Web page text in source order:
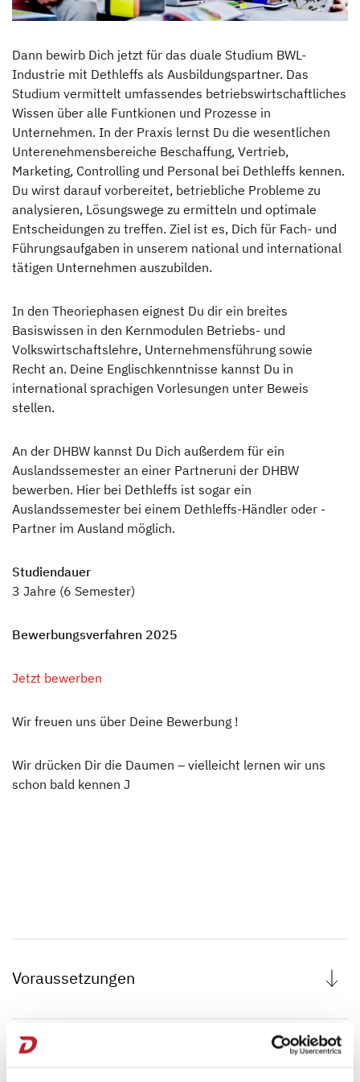
News & Presse
Auszeichnungen
Dethleffs Family Stiftung
Verantwortung
Reiseziel Zukunft
Erwin Hymer Museum
Händlersuche
Dann bewirb Dich jetzt für das duale Studium BWL-
Industrie mit Dethleffs als Ausbildungspartner. Das
Studium vermittelt umfassendes betriebswirtschaftliches
Wissen über alle Funtkionen und Prozesse in
Unternehmen. In der Praxis lernst Du die wesentlichen
Unterenehmensbereiche Beschaffung, Vertrieb,
Marketing, Controlling und Personal bei Dethleffs kennen.
Du wirst darauf vorbereitet, betriebliche Probleme zu
analysieren, Lösungswege zu ermitteln und optimale
Entscheidungen zu treffen. Ziel ist es, Dich für Fach- und
Führungsaufgaben in unserem national und international
tätigen Unternehmen auszubilden.
In den Theoriephasen eignest Du dir ein breites
Basiswissen in den Kernmodulen Betriebs- und
Volkswirtschaftslehre, Unternehmensführung sowie
Recht an. Deine Englischkenntnisse kannst Du in
international sprachigen Vorlesungen unter Beweis
stellen.
An der DHBW kannst Du Dich außerdem für ein
Auslandssemester an einer Partneruni der DHBW
bewerben. Hier bei Dethleffs ist sogar ein
Auslandssemester bei einem Dethleffs-Händler oder -
Partner im Ausland möglich.
Studiendauer
3 Jahre (6 Semester)
Bewerbungsverfahren 2025
Jetzt bewerben
Wir freuen uns über Deine Bewerbung !
Wir drücken Dir die Daumen – vielleicht lernen wir uns
schon bald kennen J
Voraussetzungen
Allgemeine oder fachgebundene Hochschulreife
Theorie